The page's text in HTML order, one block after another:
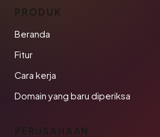
PRODUK
Beranda
Fitur
Cara kerja
Domain yang baru diperiksa
PERUSAHAAN